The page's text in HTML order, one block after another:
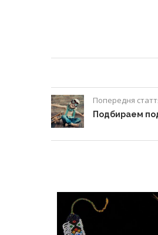
Попередня
Подбираем